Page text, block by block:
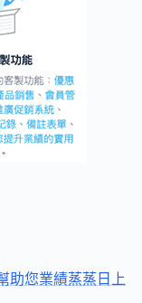
助您業績蒸蒸日上